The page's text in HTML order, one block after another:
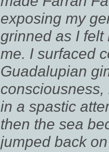
exposing my
grinned as I
me. I surfaced
Guadalupian
in a spastic
then the sea
jumped back